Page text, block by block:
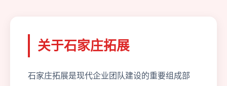
关于石家庄拓展
石家庄拓展是现代企业团队建设的重要组成部